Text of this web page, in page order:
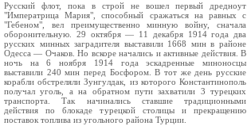
Русский флот, пока в строй не вошел первый дредноут
"Императрица Мария", способный сражаться на равных с
"Гебеном", вел преимущественно минную войну, сначала
оборонительную. 29 октября — 11 декабря 1914 года два
русских минных заградителя выставили 1668 мин в районе
Одесса — Очаков. Но вскоре начались и активные действия. В
ночь на 6 ноября 1914 года эскадренные миноносцы
выставили 240 мин перед Босфором. В тот же день русские
корабли обстреляли Зунгулдак, из которого Константинополь
получал уголь, а на обратном пути захватили 3 турецких
транспорта. Так начинались ставшие традиционными
действия по блокаде турецкой столицы и прекращению
поставок топлива из угольного района Турции.